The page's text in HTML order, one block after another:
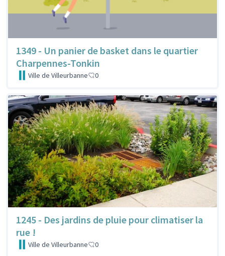
1349 - Un panier de basket dans le quartier
Charpennes-Tonkin
Ville de Villeurbanne 0
1245 - Des jardins de pluie pour climatiser la
rue !
Ville de Villeurbanne 0